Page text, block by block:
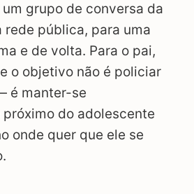
um grupo de conversa da
rede pública, para uma
e de volta. Para o pai,
o objetivo não é policiar
é manter-se
do adolescente
onde quer que ele se